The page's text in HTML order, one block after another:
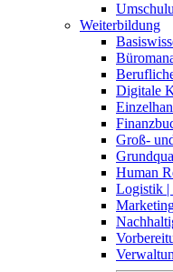
Weiterbildung
Digitale
Groß-
Human
Logistik |